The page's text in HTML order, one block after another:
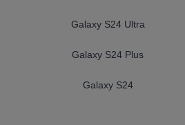
Galaxy S24 Ultra
Galaxy S24 Plus
Galaxy S24